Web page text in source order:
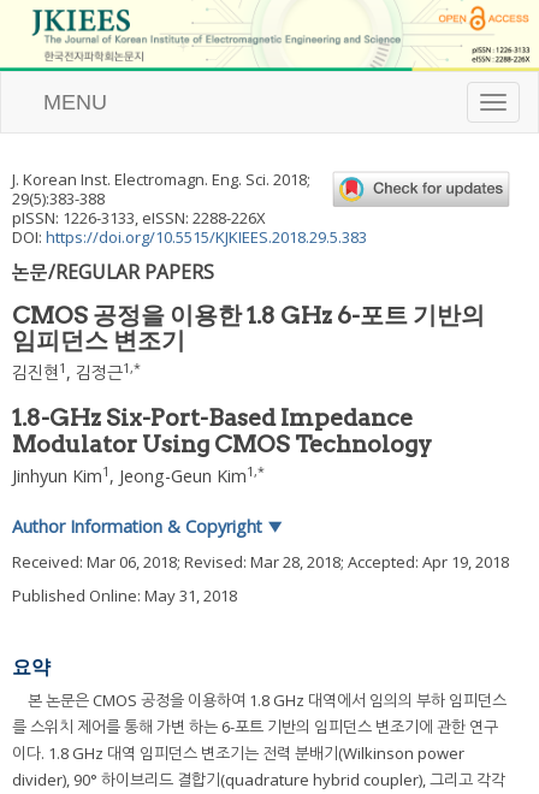
T
o
l
e
MENU
J. Korean Inst. Electromagn. Eng. Sci. 2018;
29(5):383-388
pISSN: 1226-3133, eISSN: 2288-226X
DOI: https://doi.org/10.5515/KJKIEES.2018.29.5.383
논문/REGULAR PAPERS
CMOS 공정을 이용한 1.8 GHz 6-포트 기반의
임피던스 변조기
김진현 1 , 김정근1,*
1.8-GHz Six-Port-Based Impedance
Modulator Using CMOS Technology
Jinhyun Kim1 , Jeong-Geun Kim1,*
Author Information & Copyright ▼
Received: Mar 06, 2018; Revised: Mar 28, 2018; Accepted: Apr 19, 2018
Published Online: May 31, 2018
요약
본 논문은 CMOS 공정을 이용하여 1.8 GHz 대역에서 임의의 부하 임피던스
를 스위치 제어를 통해 가변 하는 6-포트 기반의 임피던스 변조기에 관한 연구
이다. 1.8 GHz 대역 임피던스 변조기는 전력 분배기(Wilkinson power
divider), 90° 하이브리드 결합기(quadrature hybrid coupler), 그리고 각각